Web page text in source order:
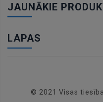
JAUNĀKIE
LAPAS
© 2021 Visas